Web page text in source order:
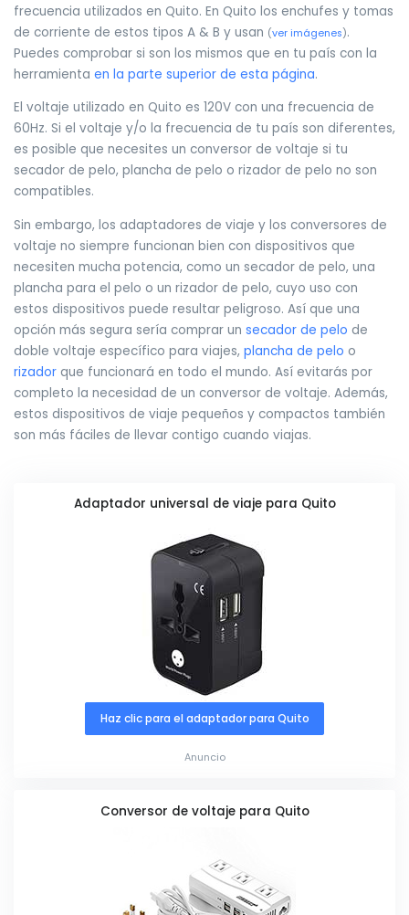
frecuencia utilizados en Quito. En Quito los enchufes y tomas
de corriente de estos tipos A & B y usan (ver imágenes).
Puedes comprobar si son los mismos que en tu país con la
herramienta en la parte superior de esta página.
El voltaje utilizado en Quito es 120V con una frecuencia de
60Hz. Si el voltaje y/o la frecuencia de tu país son diferentes,
es posible que necesites un conversor de voltaje si tu
secador de pelo, plancha de pelo o rizador de pelo no son
compatibles.
Sin embargo, los adaptadores de viaje y los conversores de
voltaje no siempre funcionan bien con dispositivos que
necesiten mucha potencia, como un secador de pelo, una
plancha para el pelo o un rizador de pelo, cuyo uso con
estos dispositivos puede resultar peligroso. Así que una
opción más segura sería comprar un secador de pelo de
doble voltaje específico para viajes, plancha de pelo o
rizador que funcionará en todo el mundo. Así evitarás por
completo la necesidad de un conversor de voltaje. Además,
estos dispositivos de viaje pequeños y compactos también
son más fáciles de llevar contigo cuando viajas.
Adaptador universal de viaje para Quito
Haz clic para el adaptador para Quito
Anuncio
Conversor de voltaje para Quito